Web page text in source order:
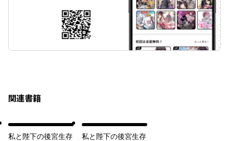
関連書籍
私と陛下の後宮生存
私と陛下の後宮生存